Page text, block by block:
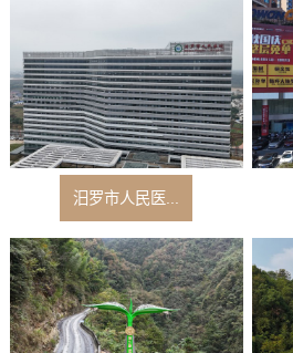
汨罗市人民医...